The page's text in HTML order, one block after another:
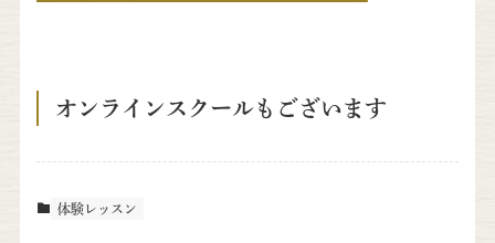
オンラインスクールもございます
体験レッスン